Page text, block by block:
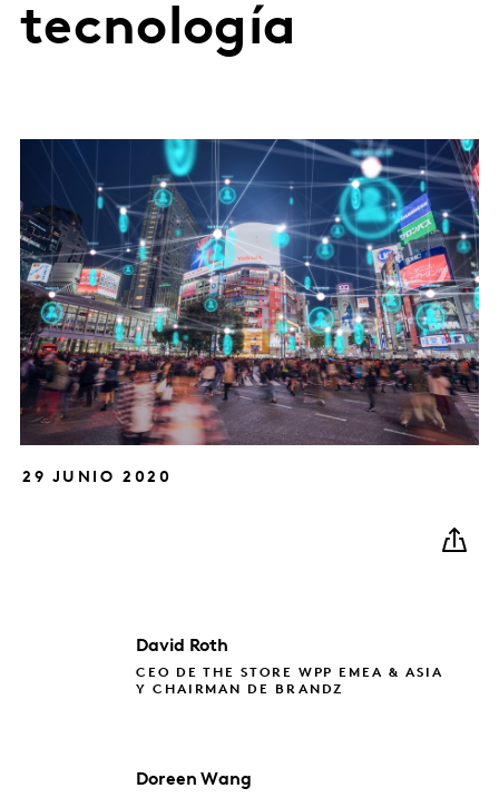
tecnología
29 JUNIO 2020
David Roth
CEO DE THE STORE WPP EMEA & ASIA
Y CHAIRMAN DE BRANDZ
Doreen Wang